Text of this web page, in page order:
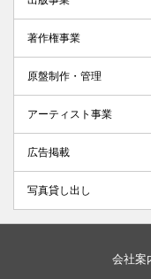
著作権事業
原盤制作・管理
アーティスト事業
広告掲載
写真貸し出し
会社案